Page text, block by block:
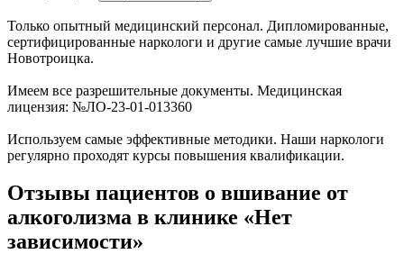
Только опытный медицинский персонал. Дипломированные,
сертифицированные наркологи и другие самые лучшие врачи
Новотроицка.
Имеем все разрешительные документы. Медицинская
лицензия: №ЛО-23-01-013360
Используем самые эффективные методики. Наши наркологи
регулярно проходят курсы повышения квалификации.
Отзывы пациентов о вшивание от
алкоголизма в клинике «Нет
зависимости»